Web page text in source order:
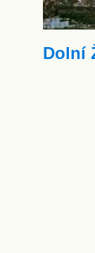
Dolní